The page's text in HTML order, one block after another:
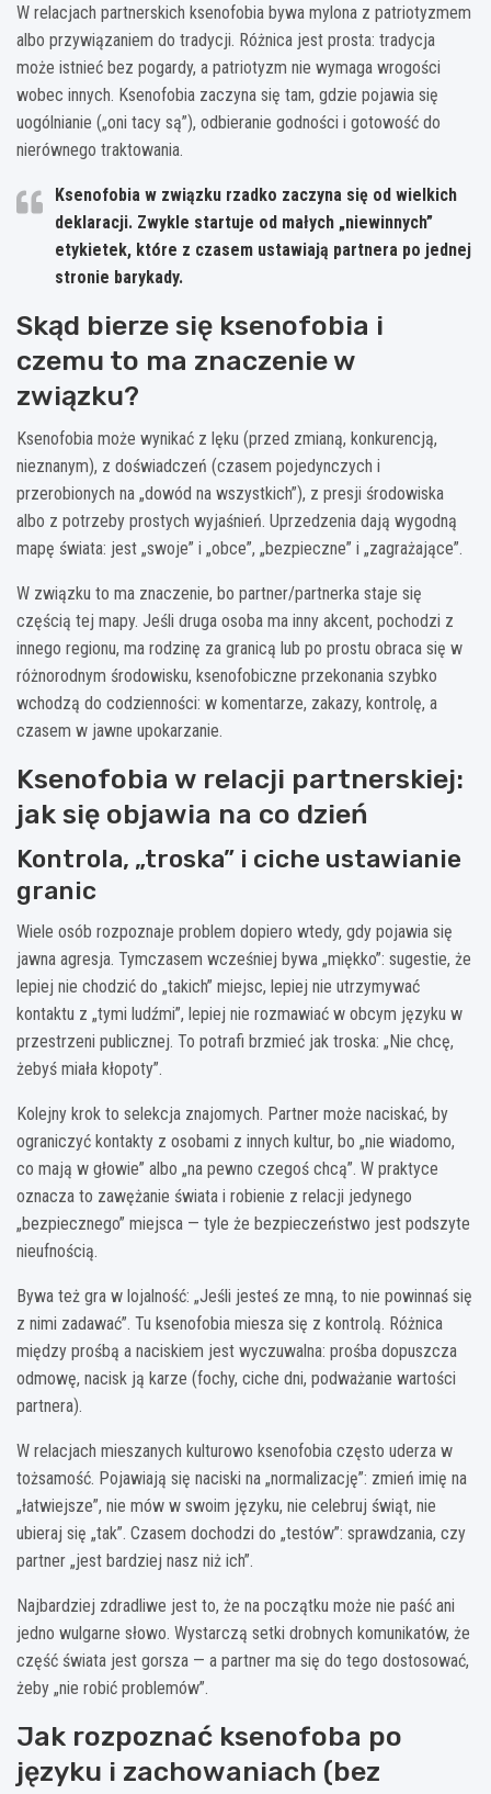
W relacjach partnerskich ksenofobia bywa mylona z patriotyzmem
albo przywiązaniem do tradycji. Różnica jest prosta: tradycja
może istnieć bez pogardy, a patriotyzm nie wymaga wrogości
wobec innych. Ksenofobia zaczyna się tam, gdzie pojawia się
uogólnianie („oni tacy są”), odbieranie godności i gotowość do
nierównego traktowania.
Ksenofobia w związku rzadko zaczyna się od wielkich
deklaracji. Zwykle startuje od małych „niewinnych”
etykietek, które z czasem ustawiają partnera po jednej
stronie barykady.
Skąd bierze się ksenofobia i
czemu to ma znaczenie w
związku?
Ksenofobia może wynikać z lęku (przed zmianą, konkurencją,
nieznanym), z doświadczeń (czasem pojedynczych i
przerobionych na „dowód na wszystkich”), z presji środowiska
albo z potrzeby prostych wyjaśnień. Uprzedzenia dają wygodną
mapę świata: jest „swoje” i „obce”, „bezpieczne” i „zagrażające”.
W związku to ma znaczenie, bo partner/partnerka staje się
częścią tej mapy. Jeśli druga osoba ma inny akcent, pochodzi z
innego regionu, ma rodzinę za granicą lub po prostu obraca się w
różnorodnym środowisku, ksenofobiczne przekonania szybko
wchodzą do codzienności: w komentarze, zakazy, kontrolę, a
czasem w jawne upokarzanie.
Ksenofobia w relacji partnerskiej:
jak się objawia na co dzień
Kontrola, „troska” i ciche ustawianie
granic
Wiele osób rozpoznaje problem dopiero wtedy, gdy pojawia się
jawna agresja. Tymczasem wcześniej bywa „miękko”: sugestie, że
lepiej nie chodzić do „takich” miejsc, lepiej nie utrzymywać
kontaktu z „tymi ludźmi”, lepiej nie rozmawiać w obcym języku w
przestrzeni publicznej. To potrafi brzmieć jak troska: „Nie chcę,
żebyś miała kłopoty”.
Kolejny krok to selekcja znajomych. Partner może naciskać, by
ograniczyć kontakty z osobami z innych kultur, bo „nie wiadomo,
co mają w głowie” albo „na pewno czegoś chcą”. W praktyce
oznacza to zawężanie świata i robienie z relacji jedynego
„bezpiecznego” miejsca — tyle że bezpieczeństwo jest podszyte
nieufnością.
Bywa też gra w lojalność: „Jeśli jesteś ze mną, to nie powinnaś się
z nimi zadawać”. Tu ksenofobia miesza się z kontrolą. Różnica
między prośbą a naciskiem jest wyczuwalna: prośba dopuszcza
odmowę, nacisk ją karze (fochy, ciche dni, podważanie wartości
partnera).
W relacjach mieszanych kulturowo ksenofobia często uderza w
tożsamość. Pojawiają się naciski na „normalizację”: zmień imię na
„łatwiejsze”, nie mów w swoim języku, nie celebruj świąt, nie
ubieraj się „tak”. Czasem dochodzi do „testów”: sprawdzania, czy
partner „jest bardziej nasz niż ich”.
Najbardziej zdradliwe jest to, że na początku może nie paść ani
jedno wulgarne słowo. Wystarczą setki drobnych komunikatów, że
część świata jest gorsza — a partner ma się do tego dostosować,
żeby „nie robić problemów”.
Jak rozpoznać ksenofoba po
języku i zachowaniach (bez